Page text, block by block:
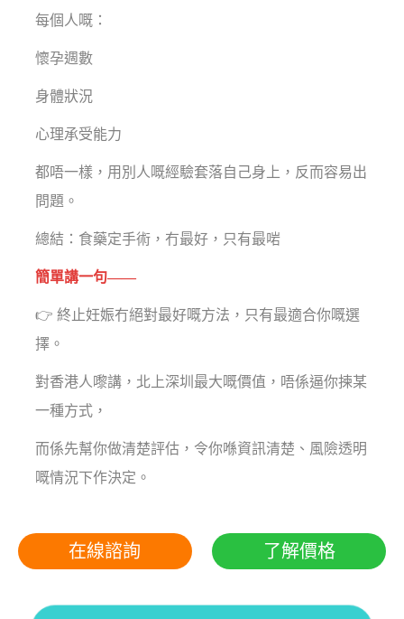
每個人嘅：
懷孕週數
身體狀況
心理承受能力
都唔一樣，用別人嘅經驗套落自己身上，反而容易出
問題。
總結：食藥定手術，冇最好，只有最啱
簡單講一句——
👉 終止妊娠冇絕對最好嘅方法，只有最適合你嘅選
擇。
對香港人嚟講，北上深圳最大嘅價值，唔係逼你揀某
一種方式，
而係先幫你做清楚評估，令你喺資訊清楚、風險透明
嘅情況下作決定。
在線諮詢 了解價格